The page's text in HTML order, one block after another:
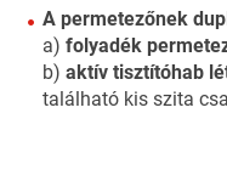
A permetezőnek
a) folyadék
b) aktív tisztítóhab
található kis szita